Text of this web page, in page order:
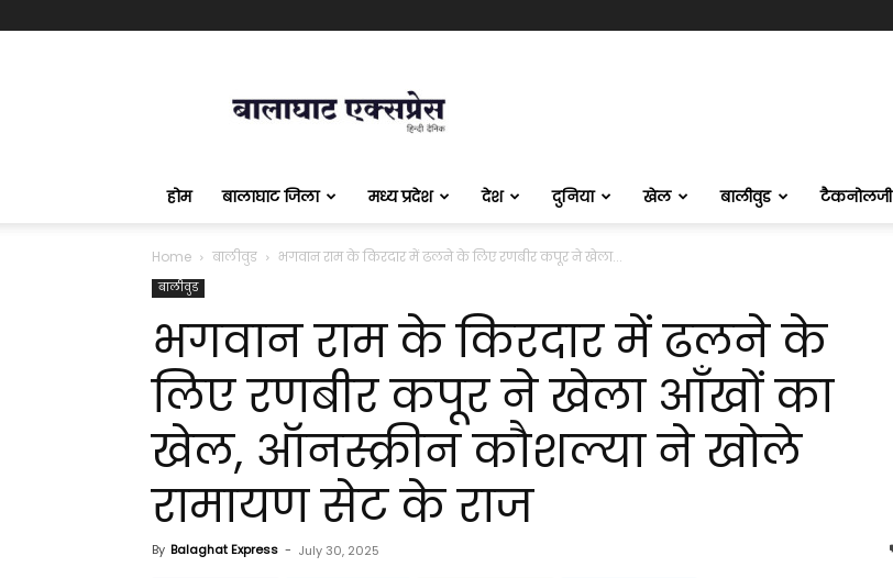
एक्सप्रेस
होम बालाघाट जिला मध्य प्रदेश देश दुनिया खेल बालीवुड टैकनोलजी
Home बालीवुड भगवान राम के किरदार में ढलने के लिए रणबीर कपूर ने खेला...
बालीवुड
भगवान राम के किरदार में ढलने के
लिए रणबीर कपूर ने खेला आँखों का
खेल, ऑनस्क्रीन कौशल्या ने खोले
रामायण सेट के राज
By Balaghat Express - July 30, 2025